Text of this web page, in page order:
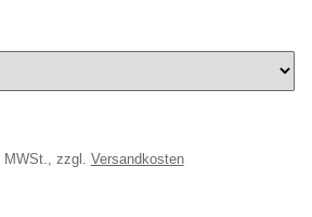
MWSt., zzgl. Versandkosten